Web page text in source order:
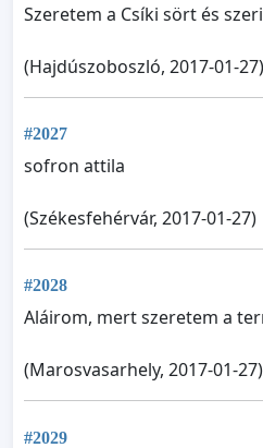
Szeretem a Csíki sört és
(Hajdúszoboszló, 2017-01-27)
#2027
sofron attila
(Székesfehérvár, 2017-01-27)
#2028
Aláirom, mert szeretem a
(Marosvasarhely, 2017-01-27)
#2029